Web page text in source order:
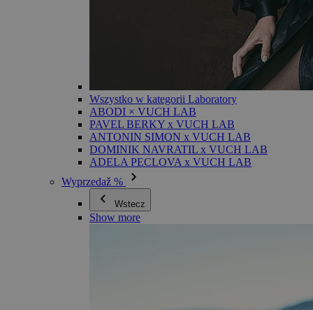
Wszystko w kategorii Laboratory
ABODI × VUCH LAB
PAVEL BERKY x VUCH LAB
ANTONIN SIMON x VUCH LAB
DOMINIK NAVRATIL x VUCH LAB
ADELA PECLOVA x VUCH LAB
Wyprzedaž %
Wstecz
Show more